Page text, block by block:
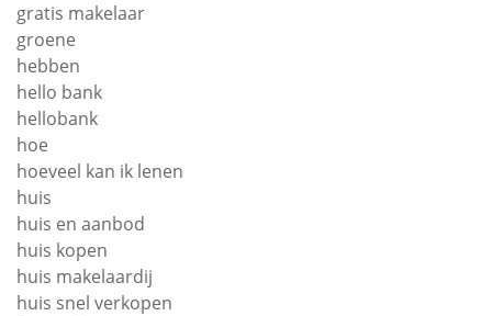
gratis makelaar
groene
hebben
hello bank
hellobank
hoe
hoeveel kan ik lenen
huis
huis en aanbod
huis kopen
huis makelaardij
huis snel verkopen